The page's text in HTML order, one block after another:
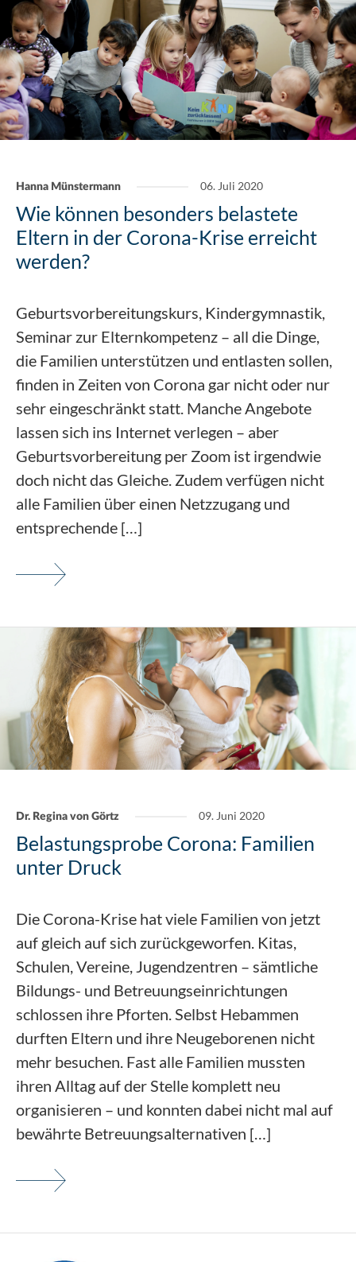
Hanna Münstermann 06. Juli 2020
Wie können besonders belastete
Eltern in der Corona-Krise erreicht
werden?
Geburtsvorbereitungskurs, Kindergymnastik,
Seminar zur Elternkompetenz – all die Dinge,
die Familien unterstützen und entlasten sollen,
finden in Zeiten von Corona gar nicht oder nur
sehr eingeschränkt statt. Manche Angebote
lassen sich ins Internet verlegen – aber
Geburtsvorbereitung per Zoom ist irgendwie
doch nicht das Gleiche. Zudem verfügen nicht
alle Familien über einen Netzzugang und
entsprechende […]
Dr. Regina von Görtz 09. Juni 2020
Belastungsprobe Corona: Familien
unter Druck
Die Corona-Krise hat viele Familien von jetzt
auf gleich auf sich zurückgeworfen. Kitas,
Schulen, Vereine, Jugendzentren – sämtliche
Bildungs- und Betreuungseinrichtungen
schlossen ihre Pforten. Selbst Hebammen
durften Eltern und ihre Neugeborenen nicht
mehr besuchen. Fast alle Familien mussten
ihren Alltag auf der Stelle komplett neu
organisieren – und konnten dabei nicht mal auf
bewährte Betreuungsalternativen […]